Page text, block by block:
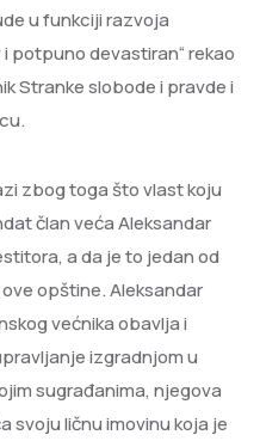
u funkciji razvoja
potpuno devastiran“ rekao
Stranke slobode i pravde i
zbog toga što vlast koju
član veća Aleksandar
a da je to jedan od
opštine. Aleksandar
većnika obavlja i
izgradnjom u
sugrađanima, njegova
svoju ličnu imovinu koja je